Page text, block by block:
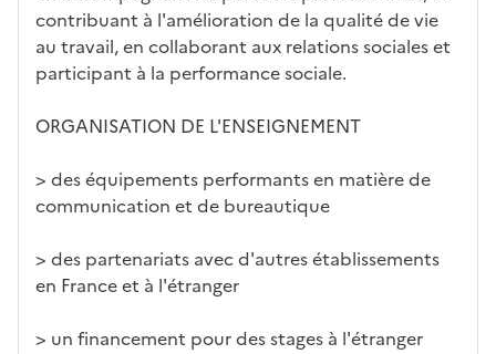
contribuant à l'amélioration de la qualité de vie
au travail, en collaborant aux relations sociales et
participant à la performance sociale.
ORGANISATION DE L'ENSEIGNEMENT
> des équipements performants en matière de
communication et de bureautique
> des partenariats avec d'autres établissements
en France et à l'étranger
> un financement pour des stages à l'étranger